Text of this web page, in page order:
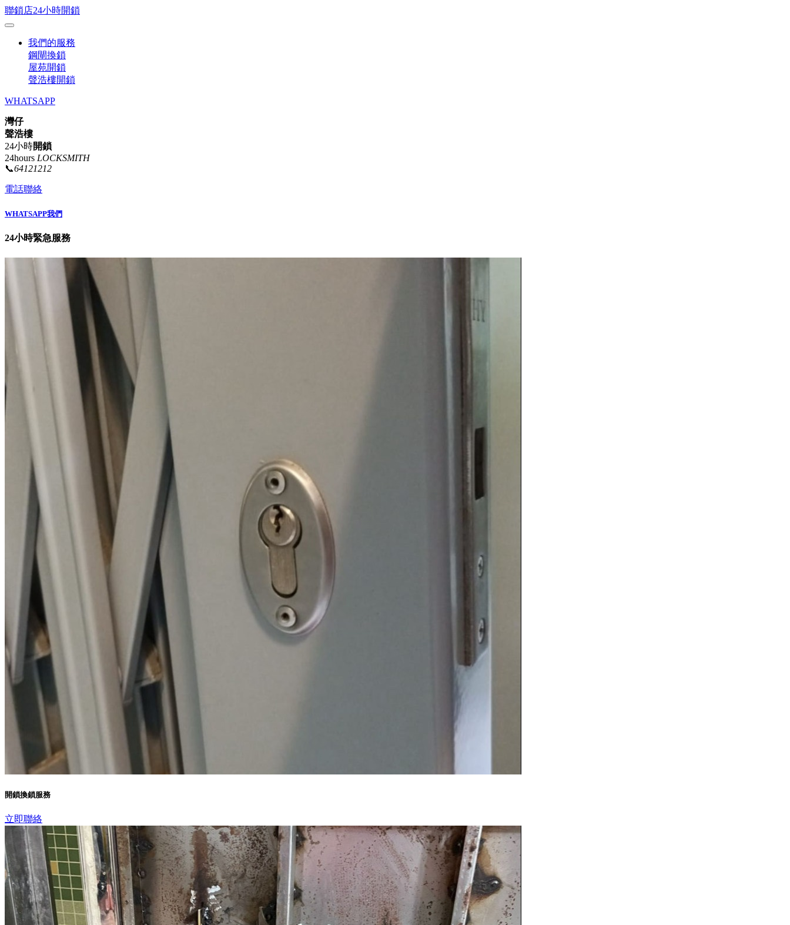
聯鎖店24小時開鎖
我們的服務
鋼閘換鎖
屋苑開鎖
聲浩樓開鎖
WHATSAPP
灣仔
聲浩樓
24小時開鎖
24hours LOCKSMITH
📞64121212
電話聯絡
WHATSAPP我們
24小時緊急服務
開鎖換鎖服務
立即聯絡